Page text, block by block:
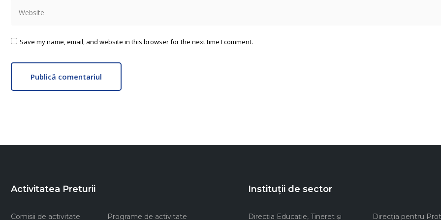
Save my name, email, and website in this browser for the next time I comment.
Publică comentariul
Activitatea Preturii
Comisii de activitate Programe de activitate
Instituții de sector
Direcţia Educaţie, Tineret şi Direcţia pentru